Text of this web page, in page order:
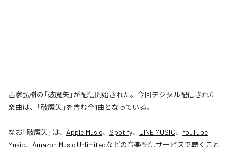
古家弘樹の「破魔矢」が配信開始された。今回デジタル配信された
楽曲は、「破魔矢」を含む全1曲となっている。
なお「破魔矢」は、 Apple Music、 Spotify、 LINE MUSIC、 YouTube
Music、 Amazon Music Unlimitedなどの音楽配信サービスで聴くこと